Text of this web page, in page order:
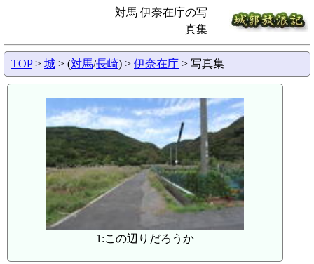
対馬 伊奈在庁の写
真集
TOP> 城 > (対馬/長崎) > 伊奈在庁 > 写真集
1:この辺りだろうか